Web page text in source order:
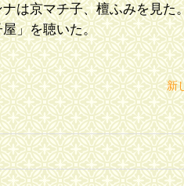
は京マチ子、檀ふみを見た
」を聴いた。
新